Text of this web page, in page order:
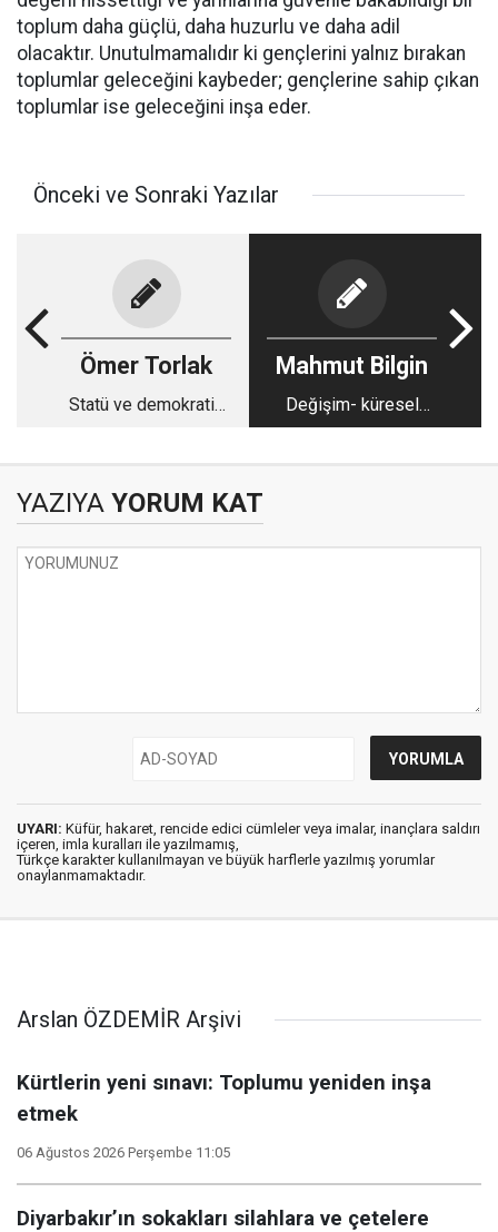
toplum daha güçlü, daha huzurlu ve daha adil
olacaktır. Unutulmamalıdır ki gençlerini yalnız bırakan
toplumlar geleceğini kaybeder; gençlerine sahip çıkan
toplumlar ise geleceğini inşa eder.
Önceki ve Sonraki Yazılar
Ömer Torlak
Statü ve demokratik
Mahmut Bilgin
Değişim- küresel
düzen ve Türkiye
YAZIYA YORUM KAT
UYARI: Küfür, hakaret, rencide edici cümleler veya imalar, inançlara saldırı
içeren, imla kuralları ile yazılmamış,
Türkçe karakter kullanılmayan ve büyük harflerle yazılmış yorumlar
onaylanmamaktadır.
Arslan ÖZDEMİR Arşivi
Kürtlerin yeni sınavı: Toplumu yeniden inşa
etmek
06 Ağustos 2026 Perşembe 11:05
Diyarbakır’ın sokakları silahlara ve çetelere